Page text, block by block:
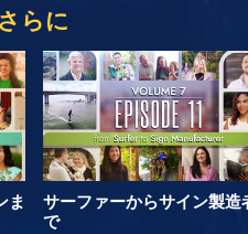
さらに
ま
サーファーからサイン製造
で